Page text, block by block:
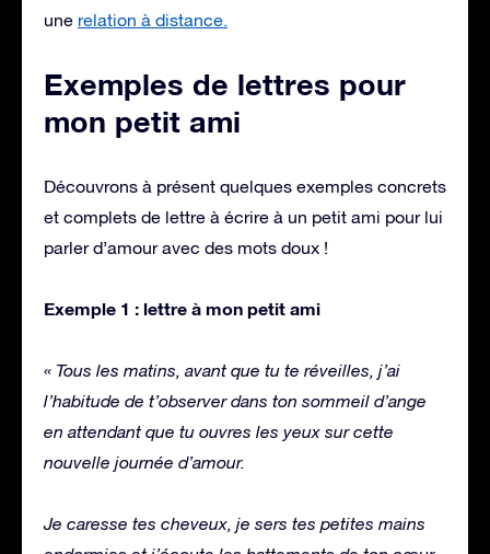
une relation à distance.
Exemples de lettres pour
mon petit ami
Découvrons à présent quelques exemples concrets
et complets de lettre à écrire à un petit ami pour lui
parler d’amour avec des mots doux !
Exemple 1 : lettre à mon petit ami
« Tous les matins, avant que tu te réveilles, j’ai
l’habitude de t’observer dans ton sommeil d’ange
en attendant que tu ouvres les yeux sur cette
nouvelle journée d’amour.
Je caresse tes cheveux, je sers tes petites mains